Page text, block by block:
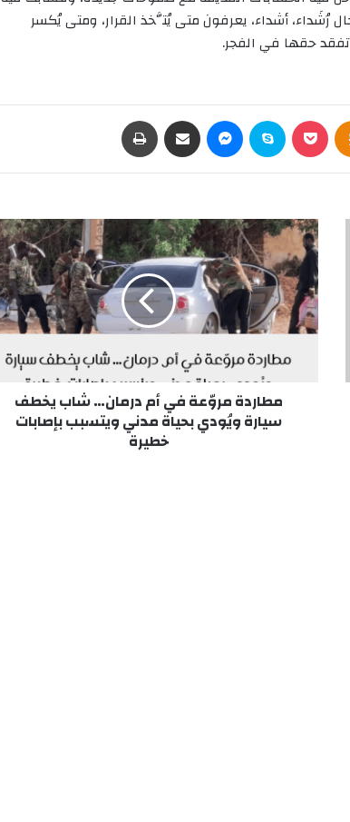
رُشَداء، أشداء، يعرفون متى يُتَّخذ القرار، ومتى يُكسر
تفقد حقها في الفجر.
Odnoklassniki
‫Pocket سكايب ماسنجر مشاركة عبر البريد
مطاردة
مروّعة
في
أم
درمان…
شاب
يخطف
سيارة
مطاردة مروّعة في أم درمان… شاب يخطف
سيارة ويُودي بحياة مدني ويتسبب بإصابات
خطيرة